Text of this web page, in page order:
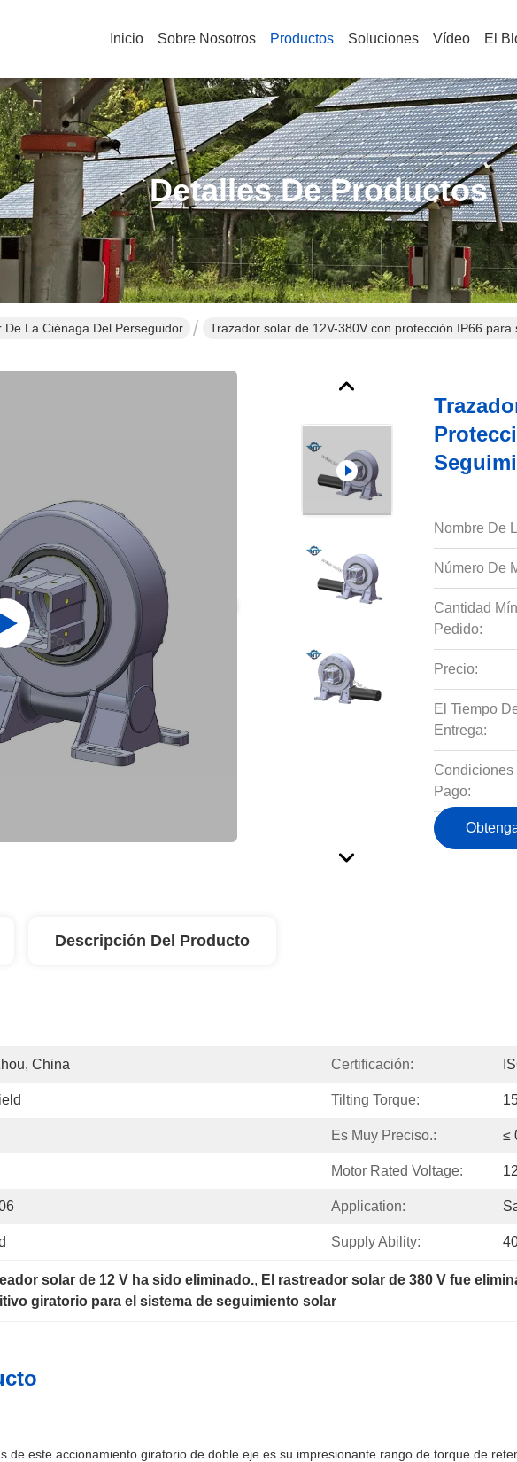
Inicio Sobre Nosotros Productos Soluciones Vídeo El
Detalles De Productos
De La Ciénaga Del Perseguidor Trazador solar de 12V-380V con protección IP66
Nombre De
Número De
Cantidad
Pedido:
Precio:
El Tiempo
Entrega:
Condiciones
Pago:
Descripción Del Producto
China Certificación:
Tilting Torque:
Es Muy Preciso.: ≤
Motor Rated Voltage:
Application:
Supply Ability:
solar de 12 V ha sido eliminado., El rastreador solar de 380 V fue
giratorio para el sistema de seguimiento solar
de este accionamiento giratorio de doble eje es su impresionante rango de torque de